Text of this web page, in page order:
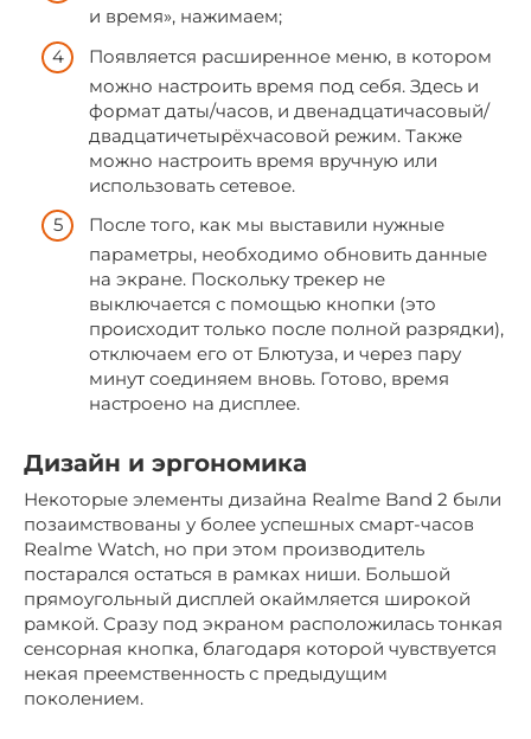
и время», нажимаем;
Появляется расширенное меню, в котором
можно настроить время под себя. Здесь и
формат даты/часов, и двенадцатичасовый/
двадцатичетырёхчасовой режим. Также
можно настроить время вручную или
использовать сетевое.
После того, как мы выставили нужные
параметры, необходимо обновить данные
на экране. Поскольку трекер не
выключается с помощью кнопки (это
происходит только после полной разрядки),
отключаем его от Блютуза, и через пару
минут соединяем вновь. Готово, время
настроено на дисплее.
Дизайн и эргономика
Некоторые элементы дизайна Realme Band 2 были
позаимствованы у более успешных смарт-часов
Realme Watch, но при этом производитель
постарался остаться в рамках ниши. Большой
прямоугольный дисплей окаймляется широкой
рамкой. Сразу под экраном расположилась тонкая
сенсорная кнопка, благодаря которой чувствуется
некая преемственность с предыдущим
поколением.